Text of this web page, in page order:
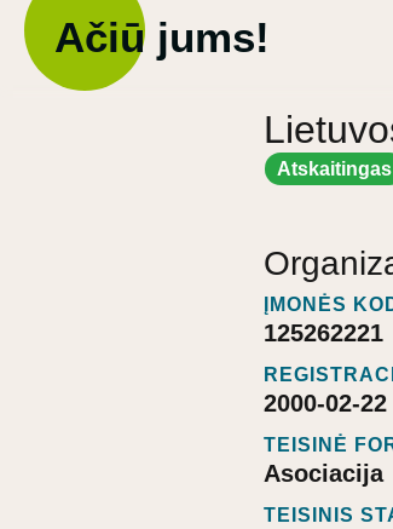
Ačiū jums!
Atskaitingas
ĮMONĖS
125262221
2000-02-22
TEISINĖ
Asociacija
TEISINIS